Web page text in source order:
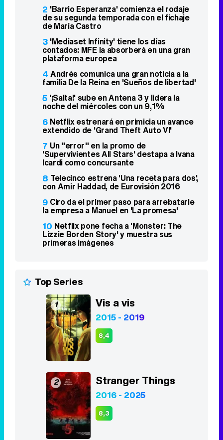
2 'Barrio Esperanza' comienza el rodaje
de su segunda temporada con el fichaje
de María Castro
3 'Mediaset Infinity' tiene los días
contados: MFE la absorberá en una gran
plataforma europea
4Andrés comunica una gran noticia a la
familia De la Reina en 'Sueños de libertad'
5 '¡Salta!' sube en Antena 3 y lidera la
noche del miércoles con un 9,1%
6 Netflix estrenará en primicia un avance
extendido de 'Grand Theft Auto VI'
7 Un "error" en la promo de
'Supervivientes All Stars' destapa a Ivana
Icardi como concursante
8 Telecinco estrena 'Una receta para dos',
con Amir Haddad, de Eurovisión 2016
9 Ciro da el primer paso para arrebatarle
la empresa a Manuel en 'La promesa'
10 Netflix pone fecha a 'Monster: The
Lizzie Borden Story' y muestra sus
primeras imágenes
Top Series
1 Vis a vis
2015 - 2019
8,4
2 Stranger Things
2016 - 2025
8,3